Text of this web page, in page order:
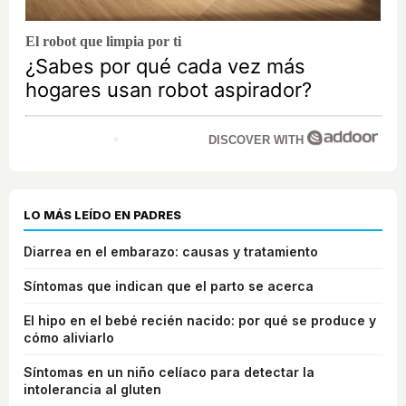
El robot que limpia por ti
¿Sabes por qué cada vez más
hogares usan robot aspirador?
DISCOVER WITH
LO MÁS LEÍDO EN PADRES
Diarrea en el embarazo: causas y tratamiento
Síntomas que indican que el parto se acerca
El hipo en el bebé recién nacido: por qué se produce y
cómo aliviarlo
Síntomas en un niño celíaco para detectar la
intolerancia al gluten